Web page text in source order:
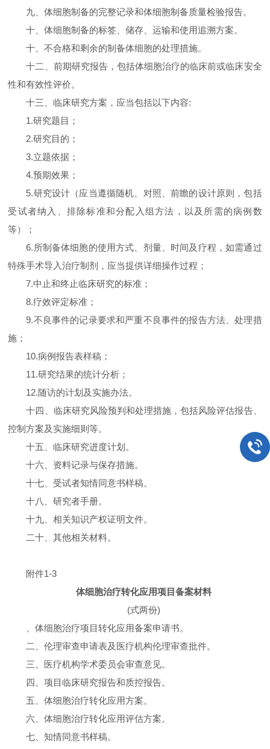
九、体细胞制备的完整记录和体细胞制备质量检验报告。
十、体细胞制备的标签、储存、运输和使用追溯方案。
十、不合格和剩余的制备体细胞的处理措施。
十二、前期研究报告，包括体细胞治疗的临床前或临床安全
性和有效性评价。
十三、临床研究方案，应当包括以下内容:
1.研究题目；
2.研究目的；
3.立题依据；
4.预期效果；
5.研究设计（应当遵循随机、对照、前瞻的设计原则，包括
受试者纳入、排除标准和分配入组方法，以及所需的病例数
等）；
6.所制备体细胞的使用方式、剂量、时间及疗程，如需通过
特殊手术导入治疗制剂，应当提供详细操作过程；
7.中止和终止临床研究的标准；
8.疗效评定标准；
9.不良事件的记录要求和严重不良事件的报告方法、处理措
施；
10.病例报告表样稿；
11.研究结果的统计分析；
12.随访的计划及实施办法。
十四、临床研究风险预判和处理措施，包括风险评估报告、
控制方案及实施细则等。
十五、临床研究进度计划。
十六、资料记录与保存措施。
十七、受试者知情同意书样稿。
十八、研究者手册。
十九、相关知识产权证明文件。
二十、其他相关材料。
附件1-3
体细胞治疗转化应用项目备案材料
(式两份)
、体细胞治疗项目转化应用备案申请书。
二、伦理审查申请表及医疗机构伦理审查批件。
三、医疗机构学术委员会审查意见。
四、项目临床研究报告和质控报告。
五、体细胞治疗转化应用方案。
六、体细胞治疗转化应用评估方案。
七、知情同意书样稿。